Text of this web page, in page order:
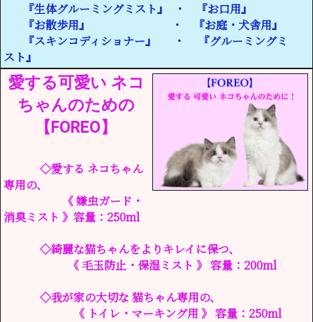
『生体グルーミングミスト』 ・ 『お口用』
『お散歩用』 ・ 『お庭・犬舎用』
『スキンコディショナー』 ・ 『グルーミングミ
スト』
愛する可愛い ネコ
ちゃんのための
【FOREO】
◇愛する ネコちゃん
専用の、
《 嫌虫ガード・
消臭ミスト 》容量：250ml
◇綺麗な猫ちゃんをよりキレイに保つ、
《 毛玉防止・保湿ミスト 》 容量：200ml
◇我が家の大切な 猫ちゃん専用の、
《 トイレ・マーキング用 》 容量：250ml